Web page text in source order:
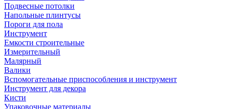
Подвесные потолки
Напольные плинтусы
Пороги для пола
Инструмент
Емкости строительные
Измерительный
Малярный
Валики
Вспомогательные приспособления и инструмент
Инструмент для декора
Кисти
Упаковочные материалы